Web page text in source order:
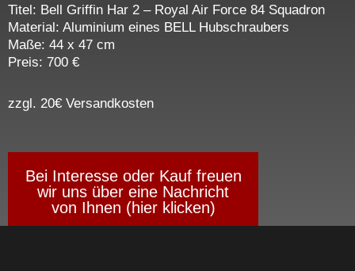
Titel: Bell Griffin Har 2 – Royal Air Force 84 Squadron
Material: Aluminium eines BELL Hubschraubers
Maße: 44 x 47 cm
Preis: 700 €
zzgl. 20€ Versandkosten
Bei Interesse oder Kauf freuen
wir uns über eine Nachricht
von Ihnen (hier klicken)